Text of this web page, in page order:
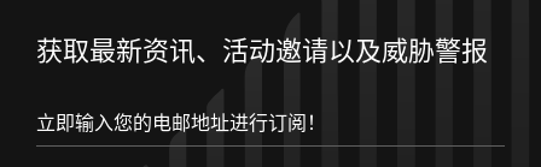
获取最新资讯、活动邀请以及威胁警报